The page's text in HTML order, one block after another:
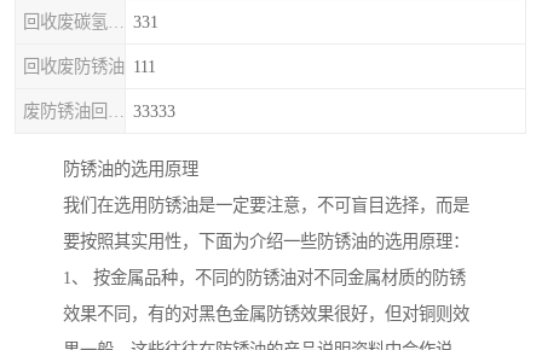
331
回收废防锈油 111
33333
防锈油的选用原理
我们在选用防锈油是一定要注意，不可盲目选择，而是
要按照其实用性，下面为介绍一些防锈油的选用原理：
1、 按金属品种，不同的防锈油对不同金属材质的防锈
效果不同，有的对黑色金属防锈效果很好，但对铜则效